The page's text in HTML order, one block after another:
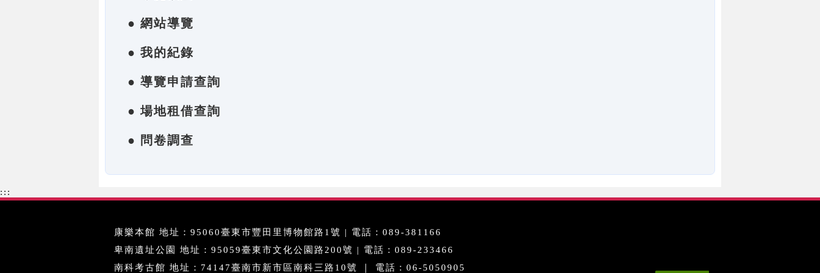
● 網站導覽
● 我的紀錄
● 導覽申請查詢
● 場地租借查詢
● 問卷調查
:::
康樂本館 地址：95060臺東市豐田里博物館路1號 | 電話：089-381166
卑南遺址公園 地址：95059臺東市文化公園路200號 | 電話：089-233466
南科考古館 地址：74147臺南市新市區南科三路10號 ｜ 電話：06-5050905